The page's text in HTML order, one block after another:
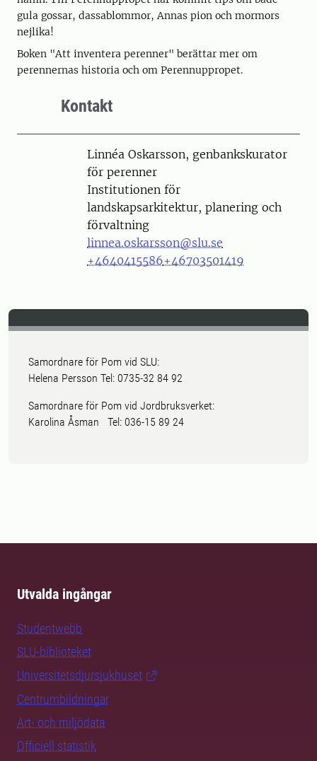
gula gossar, dassablommor, Annas pion och mormors
nejlika!
Boken "Att inventera perenner" berättar mer om
perennernas historia och om Perennuppropet.
Kontakt
PersonLinnéa Oskarsson, genbankskurator
för perenner
Institutionen för
landskapsarkitektur, planering och
förvaltning
linnea.oskarsson@slu.se
+4640415586+46703501419
Samordnare för Pom vid SLU:
Helena Persson Tel: 0735-32 84 92
Samordnare för Pom vid Jordbruksverket:
Karolina Åsman Tel: 036-15 89 24
Utvalda ingångar
Studentwebb
SLU-biblioteket
Universitetsdjursjukhuset
Centrumbildningar
Art- och miljödata
Officiell statistik